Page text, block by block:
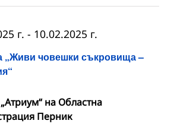
„Живи човешки съкровища –
г. - 10.02.2025 г.
на Областна
Перник